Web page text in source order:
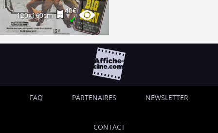
120x160cm
40€
✔
FAQ PARTENAIRES NEWSLETTER
CONTACT